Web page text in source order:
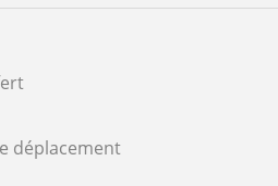
déplacement